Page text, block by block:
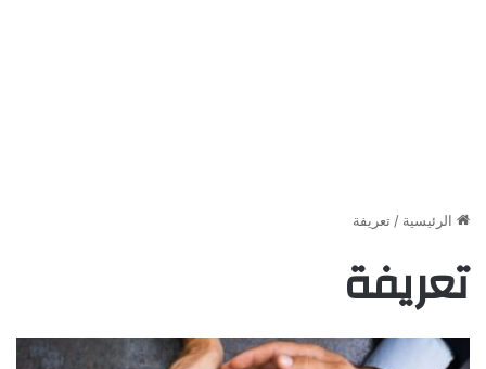
الرئيسية / تعريفة
تعريفة